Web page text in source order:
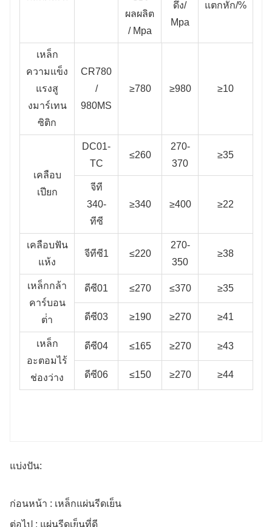
ผลผลิต
/ Mpa
ดึง/
Mpa
แตกหัก/%
เหล็ก
ความแข็ง
แรงสู
งมาร์เทน
ซิติก
CR780
/
980MS
≥780 ≥980 ≥10
เคลือบ
เปียก
DC01-
TC
≤260
270-
370
≥35
จีที
340-
ทีซี
≥340 ≥400 ≥22
เคลือบฟัน
แห้ง
จีทีซี1 ≤220
270-
350
≥38
เหล็กกล้า
คาร์บอน
ต่ํา
ดีซี01 ≤270 ≤370 ≥35
ดีซี03 ≥190 ≥270 ≥41
เหล็ก
อะตอมไร้
ช่องว่าง
ดีซี04 ≤165 ≥270 ≥43
ดีซี06 ≤150 ≥270 ≥44
แบ่งปัน:
ก่อนหน้า : เหล็กแผ่นรีดเย็น
ต่อไป : แผ่นรีดเย็นที่ดี